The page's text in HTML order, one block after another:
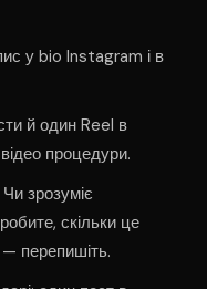
у bio Instagram і в
й один Reel в
процедури.
зрозуміє
скільки це
перепишіть.